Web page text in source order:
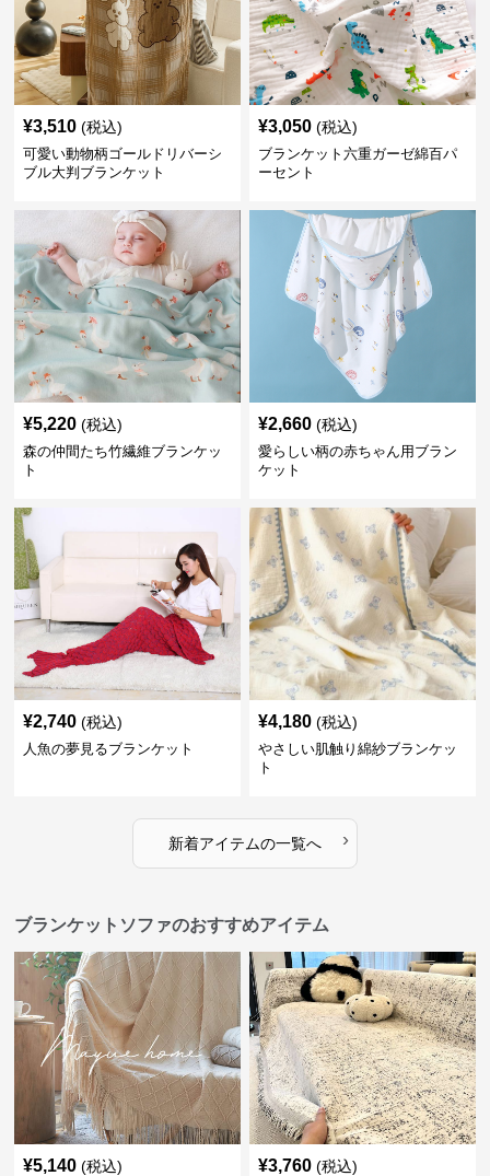
¥3,510 (税込)
可愛い動物柄ゴールドリバーシ
ブル大判ブランケット
¥3,050 (税込)
ブランケット六重ガーゼ綿百パ
ーセント
¥5,220 (税込)
森の仲間たち竹繊維ブランケッ
ト
¥2,660 (税込)
愛らしい柄の赤ちゃん用ブラン
ケット
¥2,740 (税込)
人魚の夢見るブランケット
¥4,180 (税込)
やさしい肌触り綿紗ブランケッ
ト
新着アイテムの一覧へ ›
ブランケットソファのおすすめアイテム
¥5,140 (税込) ¥3,760 (税込)